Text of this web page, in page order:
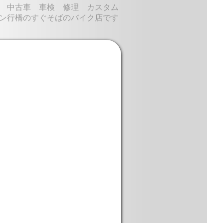
中古車 車検 修理 カスタム
行橋のすぐそばのバイク店です